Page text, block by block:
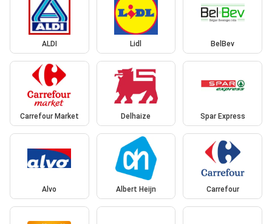
ALDI Lidl BelBev
Carrefour Market Delhaize Spar Express
Alvo Albert Heijn Carrefour